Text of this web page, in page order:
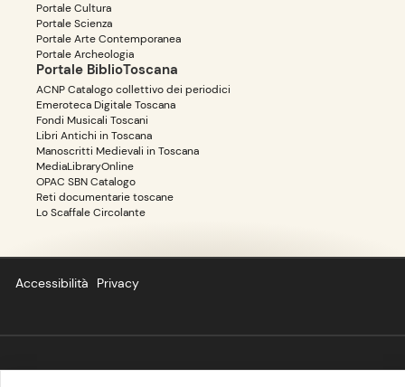
Portale Cultura
Portale Scienza
Portale Arte Contemporanea
Portale Archeologia
Portale BiblioToscana
ACNP Catalogo collettivo dei periodici
Emeroteca Digitale Toscana
Fondi Musicali Toscani
Libri Antichi in Toscana
Manoscritti Medievali in Toscana
MediaLibraryOnline
OPAC SBN Catalogo
Reti documentarie toscane
Lo Scaffale Circolante
Accessibilità Privacy